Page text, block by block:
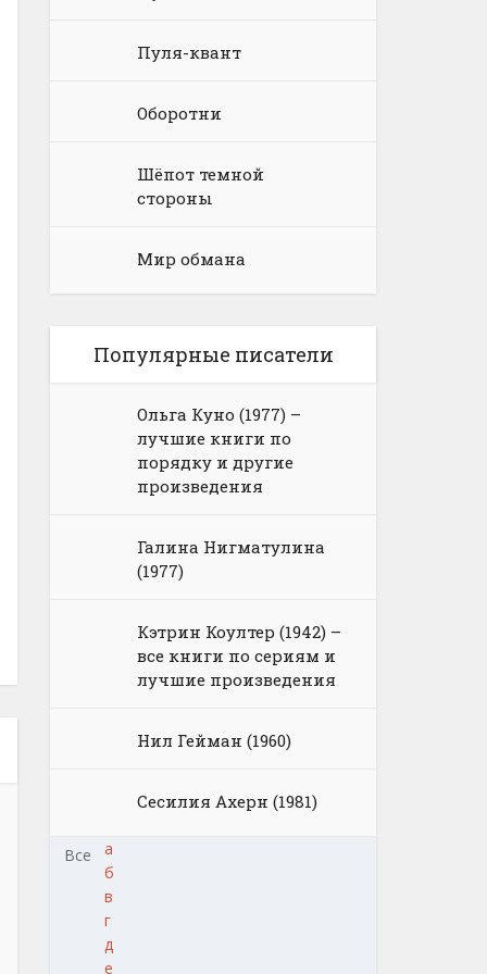
Пуля-квант
Оборотни
Шёпот темной
стороны
Мир обмана
Популярные писатели
Ольга Куно (1977) –
лучшие книги по
порядку и другие
произведения
Галина Нигматулина
(1977)
Кэтрин Коултер (1942) –
все книги по сериям и
лучшие произведения
Нил Гейман (1960)
Сесилия Ахерн (1981)
Все
а
б
в
г
д
е